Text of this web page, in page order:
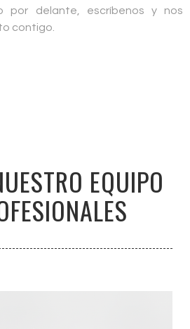
por delante, escríbenos y nos
contigo.
EQUIPO